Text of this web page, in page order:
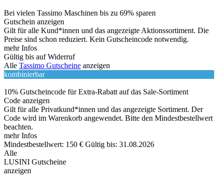
Bei vielen Tassimo Maschinen bis zu 69% sparen
Gutschein anzeigen
Gilt für alle Kund*innen und das angezeigte Aktionssortiment. Die
Preise sind schon reduziert. Kein Gutscheincode notwendig.
mehr Infos
Gültig bis auf Widerruf
Alle Tassimo Gutscheine anzeigen
kombinierbar
10% Gutscheincode für Extra-Rabatt auf das Sale-Sortiment
Code anzeigen
Gilt für alle Privatkund*innen und das angezeigte Sortiment. Der
Code wird im Warenkorb angewendet. Bitte den Mindestbestellwert
beachten.
mehr Infos
Mindestbestellwert: 150 € Gültig bis: 31.08.2026
Alle
LUSINI Gutscheine
anzeigen